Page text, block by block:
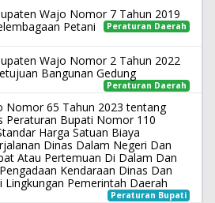
Wajo Nomor 7 Tahun 2019
Petani
Peraturan Daerah
Wajo Nomor 2 Tahun 2022
Bangunan Gedung
Peraturan Daerah
Nomor 65 Tahun 2023 tentang
Peraturan Bupati Nomor 110
Harga Satuan Biaya
Dinas Dalam Negeri Dan
Atau Pertemuan Di Dalam Dan
Kendaraan Dinas Dan
Lingkungan Pemerintah Daerah
Peraturan Bupati